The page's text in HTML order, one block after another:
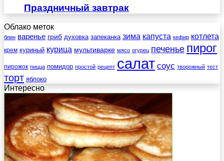
Праздничный завтрак
Облако меток
блин варенье гриб духовка запеканка зима капуста кефир котлета
крем куриный курица мультиварке мясо огурец печенье пирог
пирожок пицца помидор простой рецепт салат соус творожный тест
торт яблоко
Интересно